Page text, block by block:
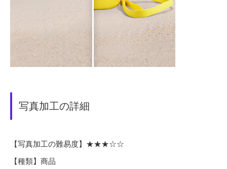
写真加工の詳細
【写真加工の難易度】★★★☆☆
【種類】商品